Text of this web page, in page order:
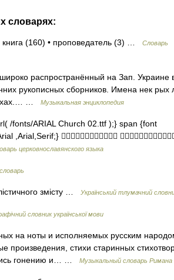
словарях:
(160) • проповедатель (3) …
Словарь
распространённый на Зап. Украине
рукописных сборников. Имена нек рых
…
Музыкальная энциклопедия
/fonts/ARIAL Church 02.ttf );} span {font
,Arial,Serif;} 
церковнославянского языка
змісту … Український тлумачний
словник української мови
на ноты и исполняемых русским
стихи старинных
гонению и… …
Музыкальный словарь Римана